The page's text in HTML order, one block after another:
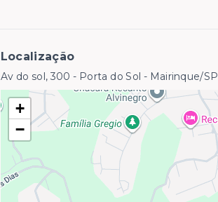
Localização
Av do sol, 300 - Porta do Sol - Mairinque/SP
+
−